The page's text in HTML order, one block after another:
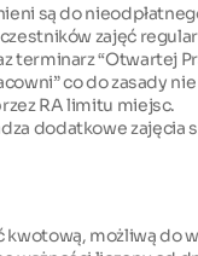
są do
zajęć
terminarz “Otwartej
co do zasady
RA limitu miejsc.
dodatkowe
kwotową, możliwą do